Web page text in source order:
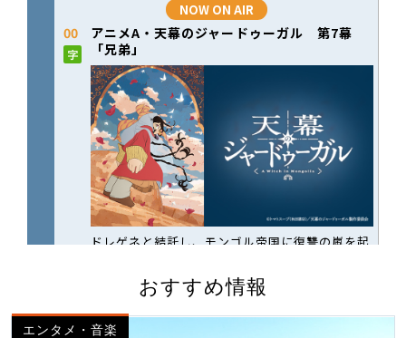
おすすめ情報
エンタメ・音楽